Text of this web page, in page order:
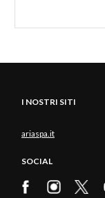
I NOSTRI SITI
ariaspa.it
SOCIAL